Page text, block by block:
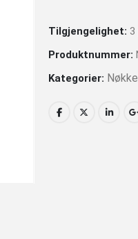
Tilgjengelighet:
Produktnummer:
Kategorier: